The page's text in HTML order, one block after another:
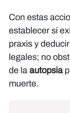
Con estas
establecer si
praxis y
legales; no
de la autopsia
muerte.